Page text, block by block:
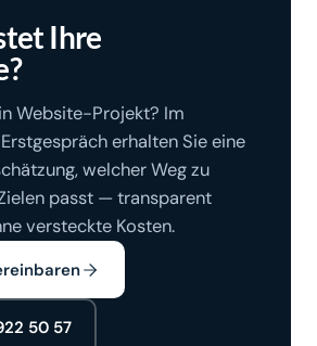
Ihre
Website-Projekt? Im
erhalten Sie eine
welcher Weg zu
passt — transparent
versteckte Kosten.
50 57